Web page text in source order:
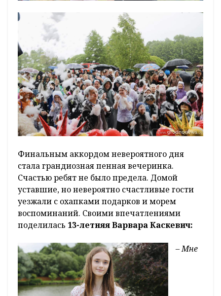
Финальным аккордом невероятного дня
стала грандиозная пенная вечеринка.
Счастью ребят не было предела. Домой
уставшие, но невероятно счастливые гости
уезжали с охапками подарков и морем
воспоминаний. Своими впечатлениями
поделилась 13-летняя Варвара Каскевич:
– Мне